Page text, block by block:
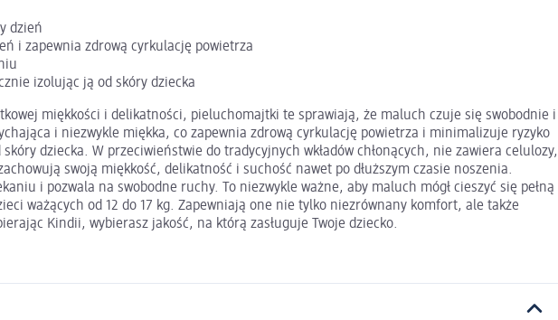
dzień
i zapewnia zdrową cyrkulację powietrza
izolując ją od skóry dziecka
miękkości i delikatności, pieluchomajtki te sprawiają, że maluch czuje się swobodnie i
i niezwykle miękka, co zapewnia zdrową cyrkulację powietrza i minimalizuje ryzyko
dziecka. W przeciwieństwie do tradycyjnych wkładów chłonących, nie zawiera celulozy,
swoją miękkość, delikatność i suchość nawet po dłuższym czasie noszenia.
i pozwala na swobodne ruchy. To niezwykle ważne, aby maluch mógł cieszyć się pełną
ważących od 12 do 17 kg. Zapewniają one nie tylko niezrównany komfort, ale także
Kindii, wybierasz jakość, na którą zasługuje Twoje dziecko.